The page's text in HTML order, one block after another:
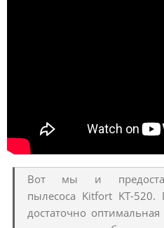
Вот мы и
пылесоса Kitfort KT-
достаточно